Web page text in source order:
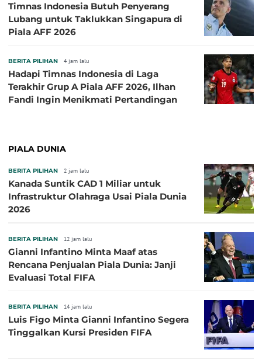
Timnas Indonesia Butuh Penyerang
Lubang untuk Taklukkan Singapura di
Piala AFF 2026
BERITA PILIHAN 4 jam lalu
Hadapi Timnas Indonesia di Laga
Terakhir Grup A Piala AFF 2026, Ilhan
Fandi Ingin Menikmati Pertandingan
PIALA DUNIA
BERITA PILIHAN 2 jam lalu
Kanada Suntik CAD 1 Miliar untuk
Infrastruktur Olahraga Usai Piala Dunia
2026
BERITA PILIHAN 12 jam lalu
Gianni Infantino Minta Maaf atas
Rencana Penjualan Piala Dunia: Janji
Evaluasi Total FIFA
BERITA PILIHAN 14 jam lalu
Luis Figo Minta Gianni Infantino Segera
Tinggalkan Kursi Presiden FIFA